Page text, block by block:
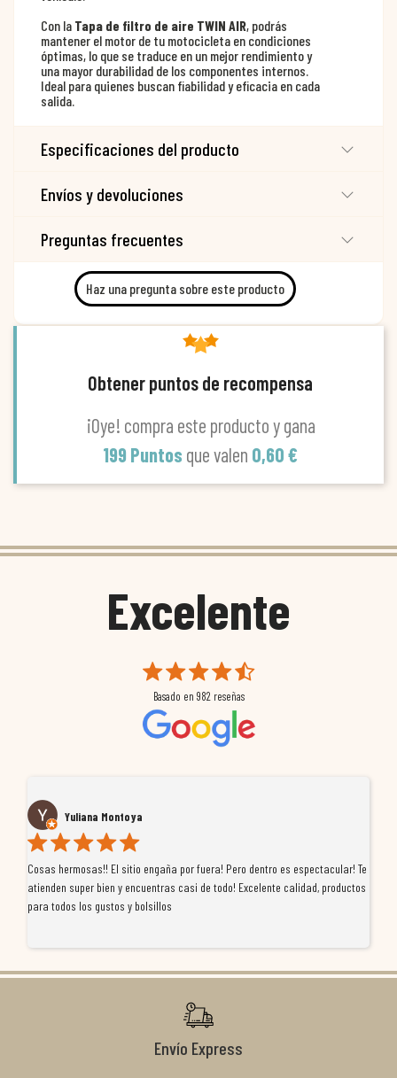
Con la Tapa de filtro de aire TWIN AIR, podrás
mantener el motor de tu motocicleta en condiciones
óptimas, lo que se traduce en un mejor rendimiento y
una mayor durabilidad de los componentes internos.
Ideal para quienes buscan fiabilidad y eficacia en cada
salida.
Especificaciones del producto
Envíos y devoluciones
Preguntas frecuentes
Haz una pregunta sobre este producto
Obtener puntos de recompensa
¡Oye! compra este producto y gana
199 Puntos que valen 0,60 €
Excelente
Basado en 982 reseñas
Yuliana Montoya
Cosas hermosas!! El sitio engaña por fuera! Pero dentro es espectacular! Te
atienden super bien y encuentras casi de todo! Excelente calidad, productos
para todos los gustos y bolsillos
Envío Express